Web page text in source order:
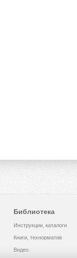
Библиотека
Инструкции, каталоги
Книги, технорматив
Видео